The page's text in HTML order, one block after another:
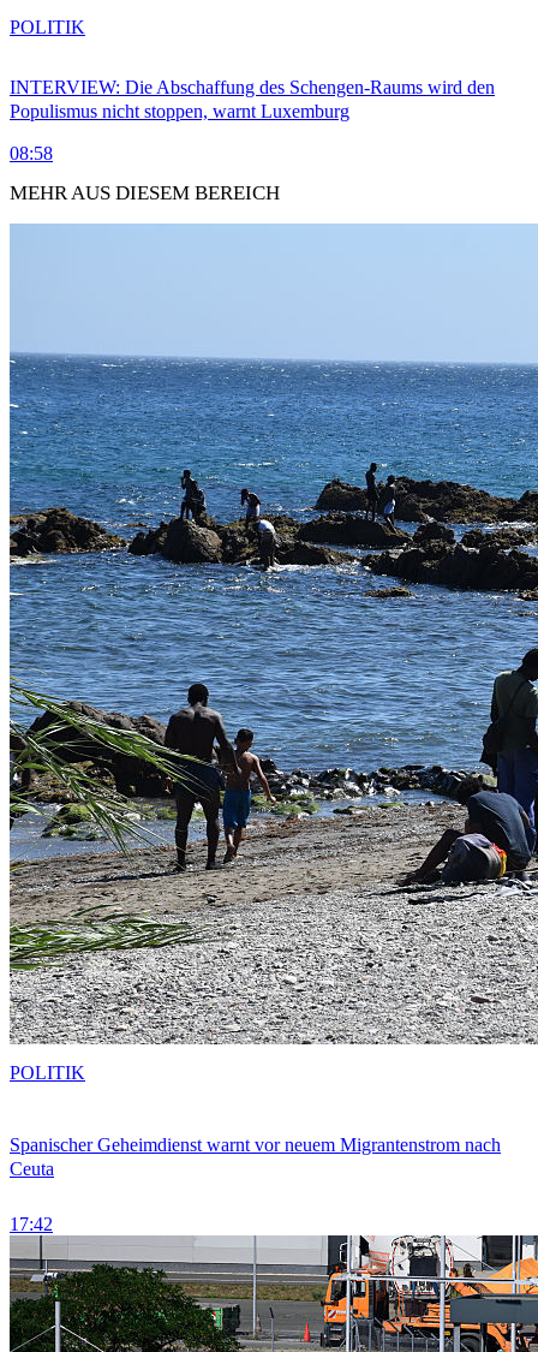
INTERVIEW: Die Abschaffung des Schengen-Raums wird den
Populismus nicht stoppen, warnt Luxemburg
08:58
POLITIK
MEHR AUS DIESEM BEREICH
Spanischer Geheimdienst warnt vor neuem Migrantenstrom nach
Ceuta
17:42
POLITIK